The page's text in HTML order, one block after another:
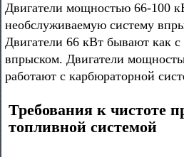
Двигатели мощностью 66-100
необслуживаемую систему
Двигатели 66 кВт бывают как
впрыском. Двигатели
работают с карбюраторной
Требования к чистоте
топливной системой